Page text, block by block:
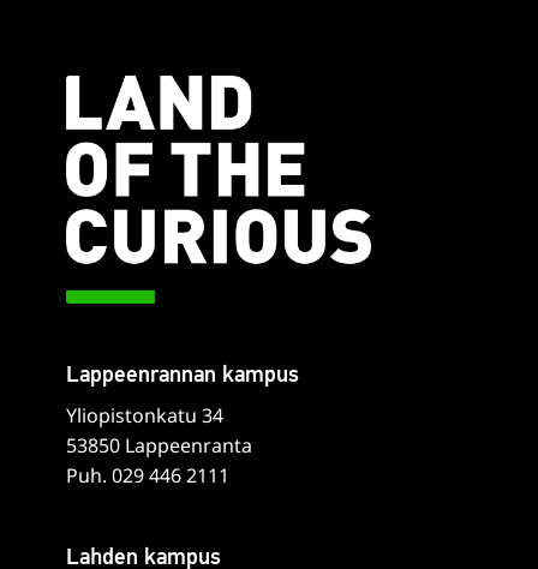
Lappeenrannan kampus
Yliopistonkatu 34
53850 Lappeenranta
Puh. 029 446 2111
Lahden kampus